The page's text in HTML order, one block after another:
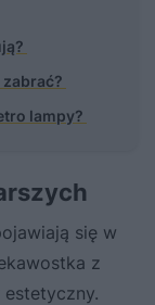
lampy?
się w
z